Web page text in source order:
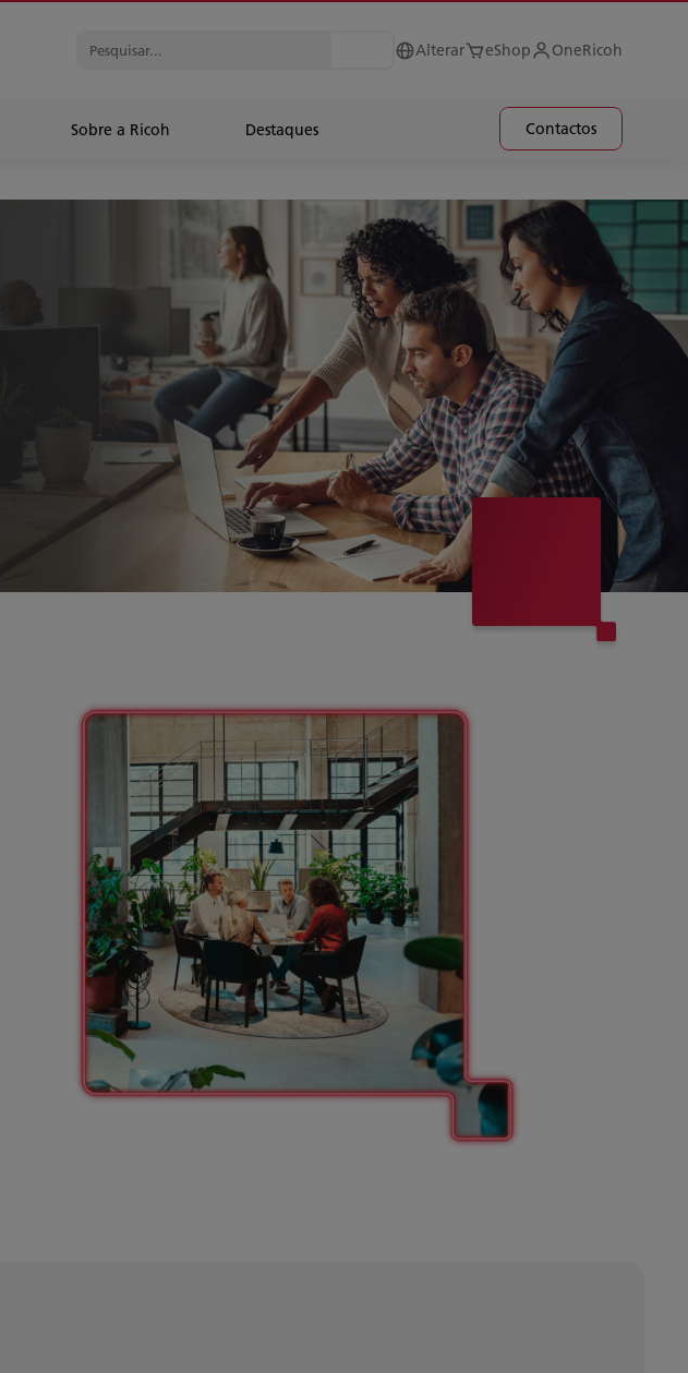
Alterar eShop OneRicoh
Sobre a Ricoh Destaques Contactos